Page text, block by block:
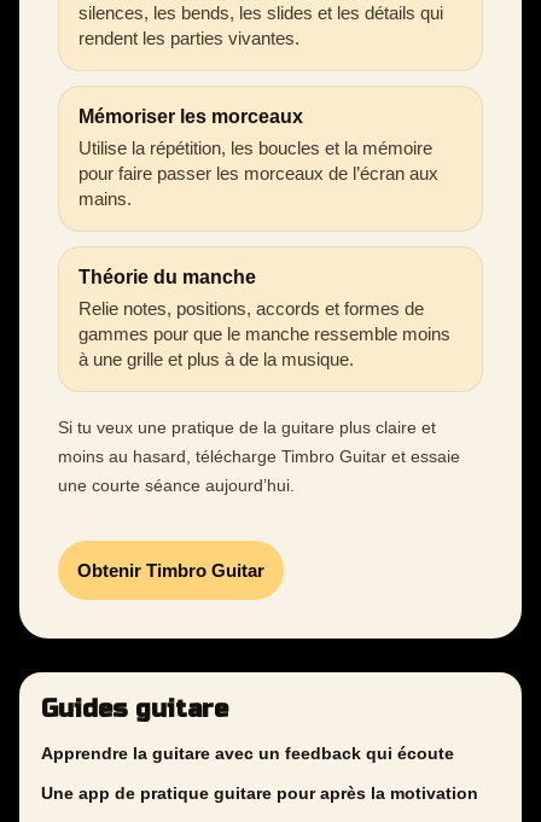
silences, les bends, les slides et les détails qui
rendent les parties vivantes.
Mémoriser les morceaux
Utilise la répétition, les boucles et la mémoire
pour faire passer les morceaux de l’écran aux
mains.
Théorie du manche
Relie notes, positions, accords et formes de
gammes pour que le manche ressemble moins
à une grille et plus à de la musique.
Si tu veux une pratique de la guitare plus claire et
moins au hasard, télécharge Timbro Guitar et essaie
une courte séance aujourd’hui.
Obtenir Timbro Guitar
Guides guitare
Apprendre la guitare avec un feedback qui écoute
Une app de pratique guitare pour après la motivation